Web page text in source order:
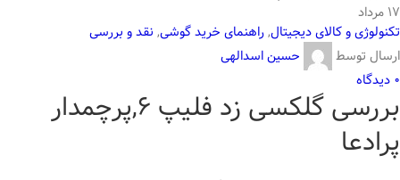
17 مرداد
تکنولوژی و کالای دیجیتال,راهنمای خرید گوشی, نقد و بررسی
ارسال توسط
حسین اسدالهی
0 دیدگاه
بررسی گلکسی زد فلیپ 6,پرچمدار
پرادعا